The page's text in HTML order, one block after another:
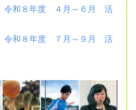
令和８年度 ４月～６月 活
令和８年度 ７月～９月 活